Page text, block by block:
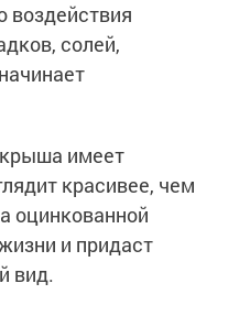
воздействия
солей,
имеет
красивее, чем
оцинкованной
и придаст
вид.